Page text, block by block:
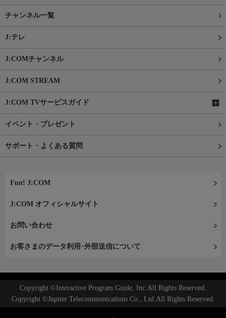
チャンネル一覧
J:テレ
J:COMチャンネル
J:COM STREAM
J:COM TVサービスガイド
イベント・プレゼント
サポート・よくある質問
Fun! J:COM
J:COM オフィシャルサイト
お問い合わせ
お客さまのデータ利用･外部送信について
Copyright ©Interactive Program Guide, Inc.All Rights Reserved.
Copyright ©Jupiter Telecommunications Co., Ltd.All Rights Reserved.